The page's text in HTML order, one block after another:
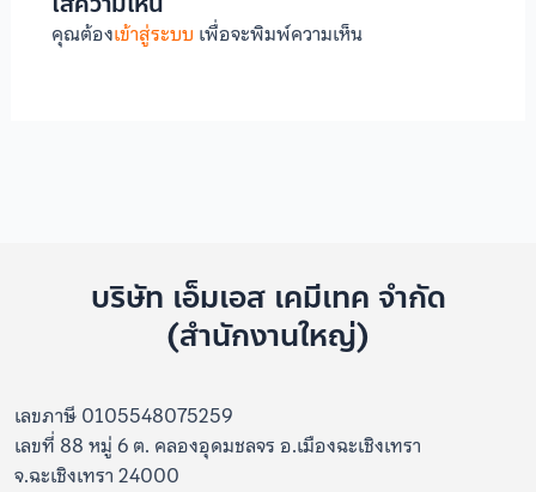
คุณต้องเข้าสู่ระบบ เพื่อจะพิมพ์ความเห็น
บริษัท เอ็มเอส เคมีเทค จำกัด
(สำนักงานใหญ่)
เลขภาษี 0105548075259
เลขที่ 88 หมู่ 6 ต. คลองอุดมชลจร อ.เมืองฉะเชิงเทรา
จ.ฉะเชิงเทรา 24000